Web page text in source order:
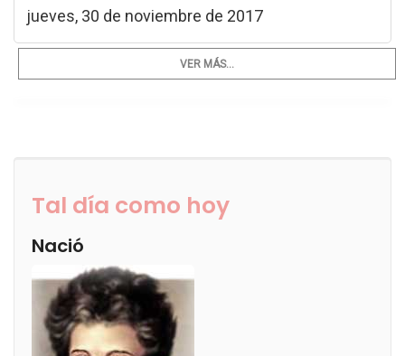
jueves, 30 de noviembre de 2017
VER MÁS...
Tal día como hoy
Nació